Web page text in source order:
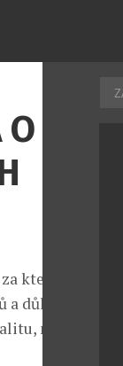
O
kterým
důkaz, že
může se